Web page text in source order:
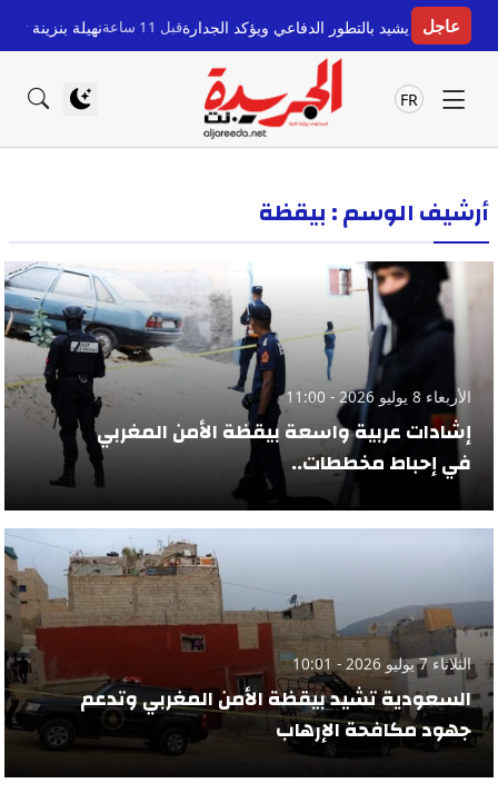
عاجل
يشيد بالتطور الدفاعي ويؤكد الجدارة قبل 11 ساعة نهيلة بنزينة تتألق
FR
أرشيف الوسم : بيقظة
الأربعاء 8 يوليو 2026 - 11:00
إشادات عربية واسعة بيقظة الأمن المغربي
في إحباط مخططات..
الثلاثاء 7 يوليو 2026 - 10:01
السعودية تشيد بيقظة الأمن المغربي وتدعم
جهود مكافحة الإرهاب